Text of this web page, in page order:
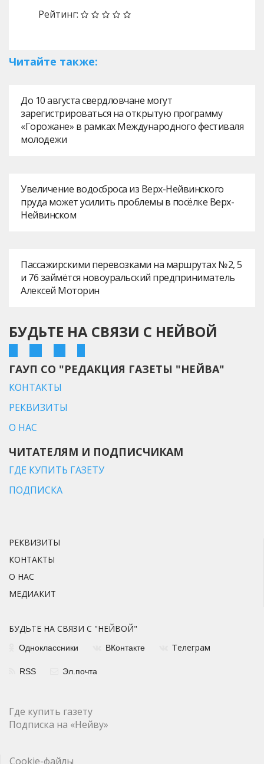
Рейтинг:
Читайте также:
До 10 августа свердловчане могут
зарегистрироваться на открытую программу
«Горожане» в рамках Международного фестиваля
молодежи
Увеличение водосброса из Верх-Нейвинского
пруда может усилить проблемы в посёлке Верх-
Нейвинском
Пассажирскими перевозками на маршрутах № 2, 5
и 76 займётся новоуральский предприниматель
Алексей Моторин
БУДЬТЕ НА СВЯЗИ С НЕЙВОЙ
ГАУП СО "РЕДАКЦИЯ ГАЗЕТЫ "НЕЙВА"
КОНТАКТЫ
РЕКВИЗИТЫ
О НАС
ЧИТАТЕЛЯМ И ПОДПИСЧИКАМ
ГДЕ КУПИТЬ ГАЗЕТУ
ПОДПИСКА
РЕКВИЗИТЫ
КОНТАКТЫ
О НАС
МЕДИАКИТ
БУДЬТЕ НА СВЯЗИ С "НЕЙВОЙ"
Одноклассники ВКонтакте Телеграм
RSS Эл.почта
Где купить газету
Подписка на «Нейву»
Cookie-файлы